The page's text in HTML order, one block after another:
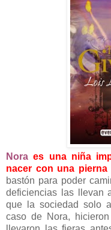
Noraes una niña
nacer con una pierna
bastón para poder
deficiencias las llevan
que la sociedad solo
caso de Nora,